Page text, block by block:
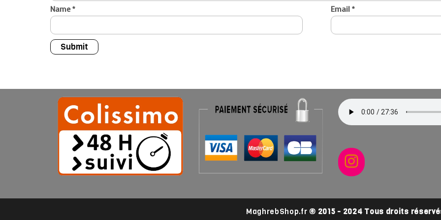
Name* Email *
Instagram
MaghrebShop.fr © 2015 - 2024 Tous droits